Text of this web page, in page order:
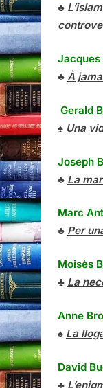
♣
Jacques
♣ À
Gerald
♠ Una
Joseph
♣ La
Marc
♣ Per
Moisès
♣ La
Anne
♠ La
David
♣